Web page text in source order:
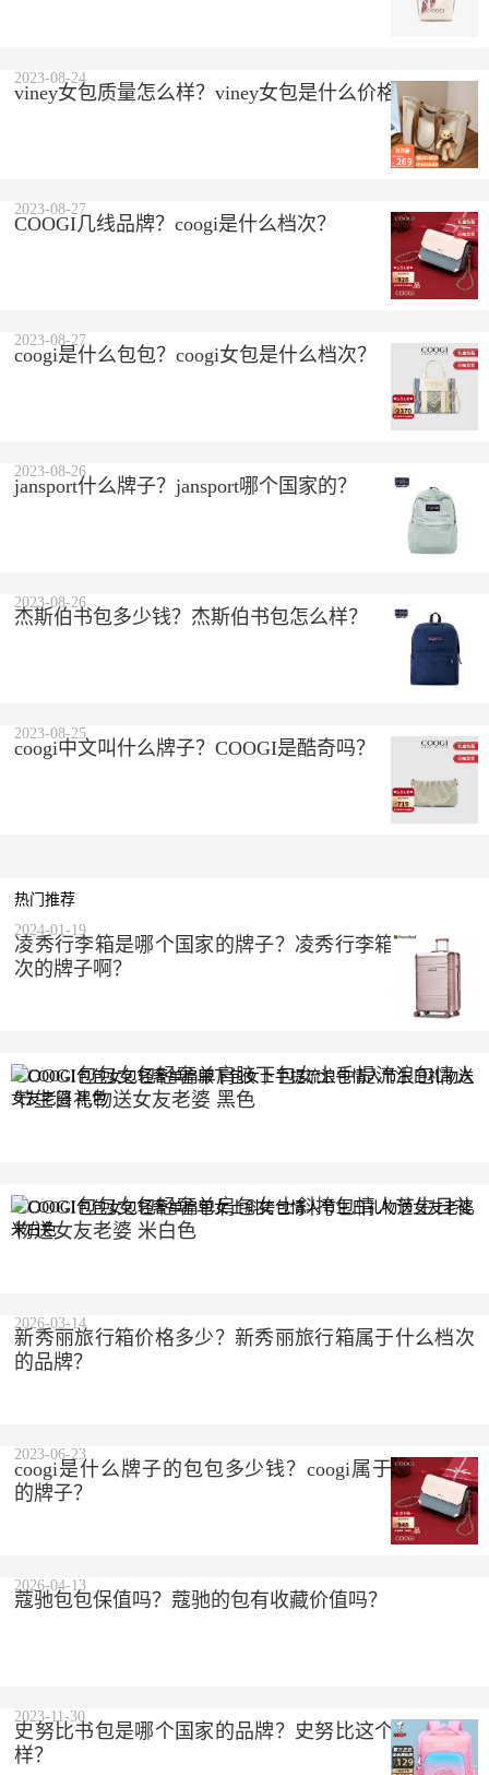
viney女包质量怎么样？viney女包是什么价格？
2023-08-24
COOGI几线品牌？coogi是什么档次？
2023-08-27
coogi是什么包包？coogi女包是什么档次？
2023-08-27
jansport什么牌子？jansport哪个国家的？
2023-08-26
杰斯伯书包多少钱？杰斯伯书包怎么样？
2023-08-26
coogi中文叫什么牌子？COOGI是酷奇吗？
2023-08-25
热门推荐
凌秀行李箱是哪个国家的牌子？凌秀行李箱是什么档
次的牌子啊？
2024-01-19
COOGI包包女包轻奢单肩腋下包女士手提流浪包情人
节生日礼物送女友老婆 黑色
COOGI包包女包轻奢单肩包女士斜挎包情人节生日礼
物送女友老婆 米白色
新秀丽旅行箱价格多少？新秀丽旅行箱属于什么档次
的品牌？
2026-03-14
coogi是什么牌子的包包多少钱？coogi属于什么档次
的牌子？
2023-06-23
蔻驰包包保值吗？蔻驰的包有收藏价值吗？
2026-04-13
史努比书包是哪个国家的品牌？史努比这个品牌怎么
样？
2023-11-30